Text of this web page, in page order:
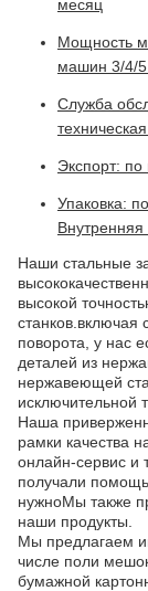
месяц
Мощность
машин 3/4/5
Служба
Экспорт:
Упаковка:
Внутренняя
Наши стальные
высокой
поворота, у нас
деталей из
нержавеющей
исключительной
Наша
рамки качества
онлайн-сервис и
получали
нужноМы также
наши продукты.
Мы предлагаем
числе поли
бумажной